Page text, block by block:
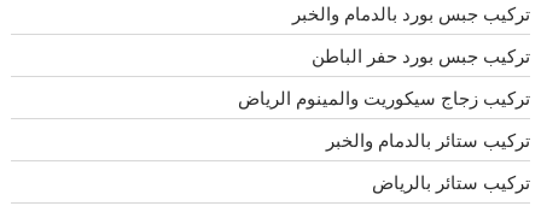
تركيب جبس بورد بالدمام والخبر
تركيب جبس بورد حفر الباطن
تركيب زجاج سيكوريت والمينوم الرياض
تركيب ستائر بالدمام والخبر
تركيب ستائر بالرياض